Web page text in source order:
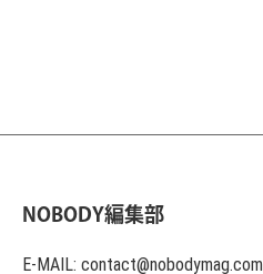
NOBODY編集部
E-MAIL: contact@nobodymag.com